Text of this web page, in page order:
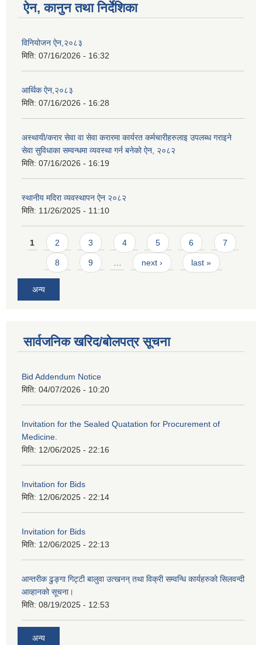
ऐन, कानुन तथा निर्देशिका
विनियोजन ऐन,२०८३
मिति: 07/16/2026 - 16:32
आर्थिक ऐन,२०८३
मिति: 07/16/2026 - 16:28
अस्थायी/करार सेवा वा सेवा करारमा कार्यरत कर्मचारीहरुलाइ उपलब्ध गराइने
सेवा सुविधाका सम्वन्धमा व्यवस्था गर्न बनेको ऐन, २०८२
मिति: 07/16/2026 - 16:19
स्थानीय मदिरा व्यवस्थापन ऐन २०८२
मिति: 11/26/2025 - 11:10
Pages
1 2 3 4 5 6 7
8 9 next › last »
अन्य
सार्वजनिक खरिद/बोलपत्र सूचना
Bid Addendum Notice
मिति: 04/07/2026 - 10:20
Invitation for the Sealed Quatation for Procurement of
Medicine.
मिति: 12/06/2025 - 22:16
Invitation for Bids
मिति: 12/06/2025 - 22:14
Invitation for Bids
मिति: 12/06/2025 - 22:13
आन्तरीक ढुङ्गा गिट्टी बालुवा उत्खनन् तथा विक्री सम्वन्धि कार्यहरुको सिलवन्दी
आव्हानको सूचना।
मिति: 08/19/2025 - 12:53
अन्य